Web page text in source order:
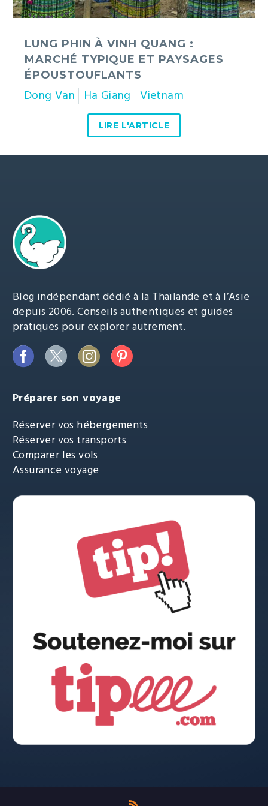
époustouflants
LUNG PHIN À VINH QUANG :
MARCHÉ TYPIQUE ET PAYSAGES
ÉPOUSTOUFLANTS
Dong Van Ha Giang Vietnam
LIRE L'ARTICLE
Blog indépendant dédié à la Thaïlande et à l’Asie
depuis 2006. Conseils authentiques et guides
pratiques pour explorer autrement.
Préparer son voyage
Réserver vos hébergements
Réserver vos transports
Comparer les vols
Assurance voyage